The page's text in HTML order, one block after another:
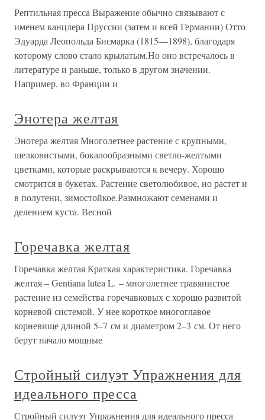
Рептильная пресса Выражение обычно связывают с
именем канцлера Пруссии (затем и всей Германии) Отто
Эдуарда Леопольда Бисмарка (1815—1898), благодаря
которому слово стало крылатым.Но оно встречалось в
литературе и раньше, только в другом значении.
Например, во Франции и
Энотера желтая
Энотера желтая Многолетнее растение с крупными,
шелковистыми, бокалообразными светло-желтыми
цветками, которые раскрываются к вечеру. Хорошо
смотрится в букетах. Растение светолюбивое, но растет и
в полутени, зимостойкое.Размножают семенами и
делением куста. Весной
Горечавка желтая
Горечавка желтая Краткая характеристика. Горечавка
желтая – Gentiana lutea L. – многолетнее травянистое
растение из семейства горечавковых с хорошо развитой
корневой системой. У нее короткое многоглавое
корневище длиной 5–7 см и диаметром 2–3 см. От него
берут начало мощные
Стройный силуэт Упражнения для
идеального пресса
Стройный силуэт Упражнения для идеального пресса